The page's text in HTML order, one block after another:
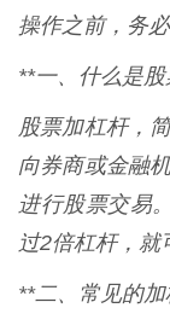
操作之前，务
**一、什么是
股票加杠杆，
向券商或金融
进行股票交易
过2倍杠杆，就
**二、常见的